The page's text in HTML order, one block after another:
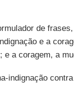
de
e a
a coragem, a
indignação